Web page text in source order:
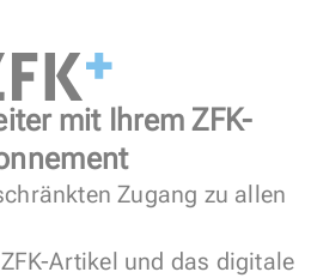
mit Ihrem ZFK-
Zugang zu allen
Artikel und das digitale